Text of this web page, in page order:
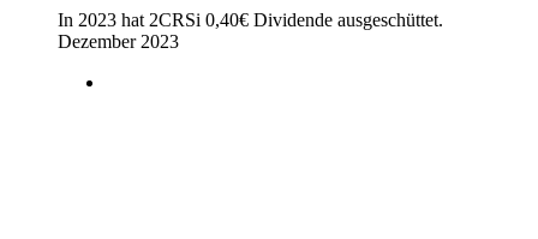
In 2023 hat 2CRSi 0,40€ Dividende ausgeschüttet.
Dezember 2023